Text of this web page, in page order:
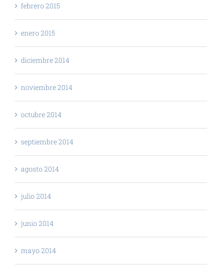
febrero 2015
enero 2015
diciembre 2014
noviembre 2014
octubre 2014
septiembre 2014
agosto 2014
julio 2014
junio 2014
mayo 2014